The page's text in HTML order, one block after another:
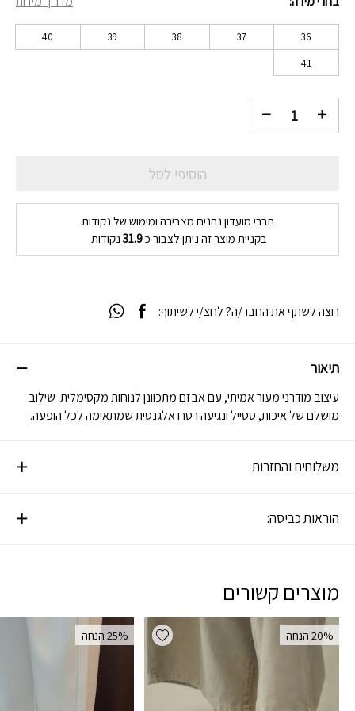
₪399.
36
37
38
39
40
41
הוסיפי לסל
חברי מועדון נהנים מצבירה ומימוש של נקודות
בקניית מוצר זה ניתן לצבור כ31.9 נקודות.
תיאור
עיצוב מודרני מעור אמיתי, עם אבזם מתכוונן לנוחות מקסימלית. שילוב
מושלם של איכות, סטייל ונגיעה רטרו אלגנטית שמתאימה לכל הופעה.
משלוחים והחזרות
הוראות כביסה:
רוצה לשתף את החבר/ה? לחצ/י לשיתוף:
מוצרים קשורים
Add wishlist ‫20% הנחה ‫25% הנחה